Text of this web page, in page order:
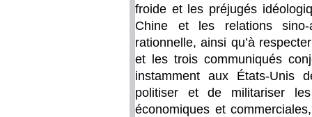
froide et les préjugés
Chine et les relations sino-
rationnelle, ainsi qu’à
et les trois communiqués
instamment aux États-Unis
politiser et de militariser les
économiques et